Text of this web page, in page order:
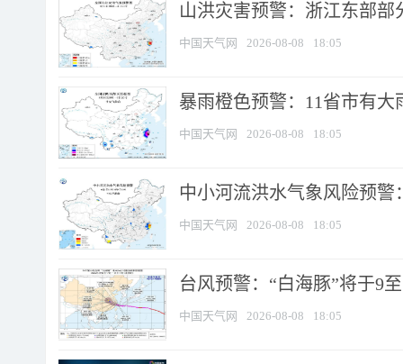
山洪灾害预警：浙江东部
中国天气网 2026-08-08 18:05
暴雨橙色预警：11省市有
中国天气网 2026-08-08 18:05
中小河流洪水气象风险预
中国天气网 2026-08-08 18:05
台风预警：“白海豚”将于9
中国天气网 2026-08-08 18:05